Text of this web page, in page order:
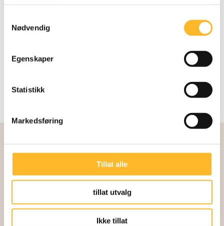
Nødvendig
Egenskaper
Statistikk
Markedsføring
Tillat alle
tillat utvalg
Ikke tillat
kognitive evner, avgangsalder med mer.
Kunnskapssenter for lengre arbeidsliv